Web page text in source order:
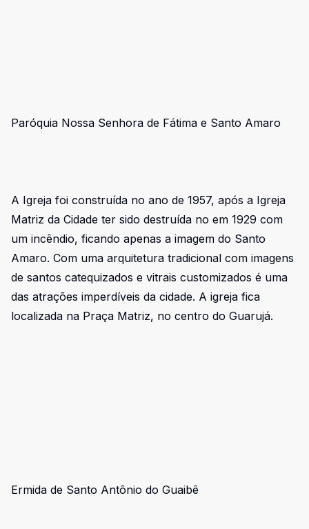
Paróquia Nossa Senhora de Fátima e Santo Amaro
A Igreja foi construída no ano de 1957, após a Igreja
Matriz da Cidade ter sido destruída no em 1929 com
um incêndio, ficando apenas a imagem do Santo
Amaro. Com uma arquitetura tradicional com imagens
de santos catequizados e vitrais customizados é uma
das atrações imperdíveis da cidade. A igreja fica
localizada na Praça Matriz, no centro do Guarujá.
Ermida de Santo Antônio do Guaibê